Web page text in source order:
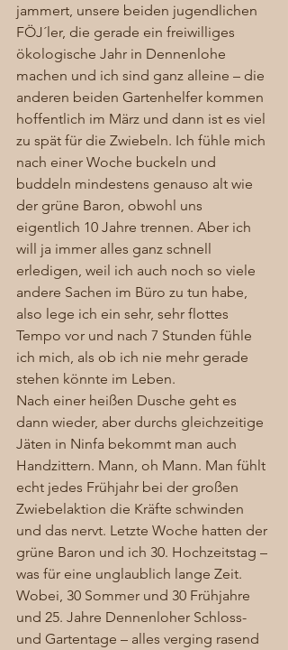
jammert, unsere beiden jugendlichen
FÖJ´ler, die gerade ein freiwilliges
ökologische Jahr in Dennenlohe
machen und ich sind ganz alleine – die
anderen beiden Gartenhelfer kommen
hoffentlich im März und dann ist es viel
zu spät für die Zwiebeln. Ich fühle mich
nach einer Woche buckeln und
buddeln mindestens genauso alt wie
der grüne Baron, obwohl uns
eigentlich 10 Jahre trennen. Aber ich
will ja immer alles ganz schnell
erledigen, weil ich auch noch so viele
andere Sachen im Büro zu tun habe,
also lege ich ein sehr, sehr flottes
Tempo vor und nach 7 Stunden fühle
ich mich, als ob ich nie mehr gerade
stehen könnte im Leben.
Nach einer heißen Dusche geht es
dann wieder, aber durchs gleichzeitige
Jäten in Ninfa bekommt man auch
Handzittern. Mann, oh Mann. Man fühlt
echt jedes Frühjahr bei der großen
Zwiebelaktion die Kräfte schwinden
und das nervt. Letzte Woche hatten der
grüne Baron und ich 30. Hochzeitstag –
was für eine unglaublich lange Zeit.
Wobei, 30 Sommer und 30 Frühjahre
und 25. Jahre Dennenloher Schloss-
und Gartentage – alles verging rasend